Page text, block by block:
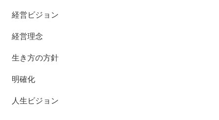
経営ビジョン
経営理念
生き方の方針
明確化
人生ビジョン